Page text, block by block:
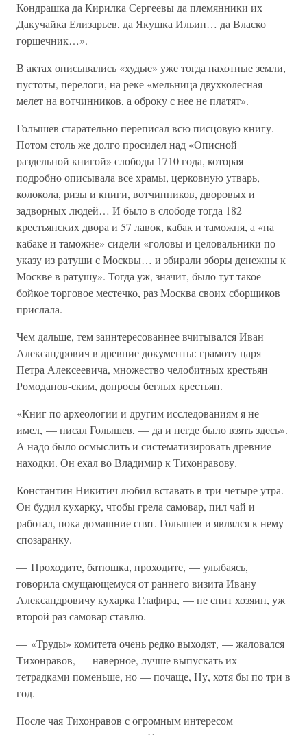
Кондрашка да Кирилка Сергеевы да племянники их
Дакучайка Елизарьев, да Якушка Ильин… да Власко
горшечник…».
В актах описывались «худые» уже тогда пахотные земли,
пустоты, перелоги, на реке «мельница двухколесная
мелет на вотчинников, а оброку с нее не платят».
Голышев старательно переписал всю писцовую книгу.
Потом столь же долго просидел над «Описной
раздельной книгой» слободы 1710 года, которая
подробно описывала все храмы, церковную утварь,
колокола, ризы и книги, вотчинников, дворовых и
задворных людей… И было в слободе тогда 182
крестьянских двора и 57 лавок, кабак и таможня, а «на
кабаке и таможне» сидели «головы и целовальники по
указу из ратуши с Москвы… и збирали зборы денежны к
Москве в ратушу». Тогда уж, значит, было тут такое
бойкое торговое местечко, раз Москва своих сборщиков
прислала.
Чем дальше, тем заинтересованнее вчитывался Иван
Александрович в древние документы: грамоту царя
Петра Алексеевича, множество челобитных крестьян
Ромоданов-ским, допросы беглых крестьян.
«Книг по археологии и другим исследованиям я не
имел, — писал Голышев, — да и негде было взять здесь».
А надо было осмыслить и систематизировать древние
находки. Он ехал во Владимир к Тихонравову.
Константин Никитич любил вставать в три-четыре утра.
Он будил кухарку, чтобы грела самовар, пил чай и
работал, пока домашние спят. Голышев и являлся к нему
спозаранку.
— Проходите, батюшка, проходите, — улыбаясь,
говорила смущающемуся от раннего визита Ивану
Александровичу кухарка Глафира, — не спит хозяин, уж
второй раз самовар ставлю.
— «Труды» комитета очень редко выходят, — жаловался
Тихонравов, — наверное, лучше выпускать их
тетрадками поменьше, но — почаще, Ну, хотя бы по три в
год.
После чая Тихонравов с огромным интересом